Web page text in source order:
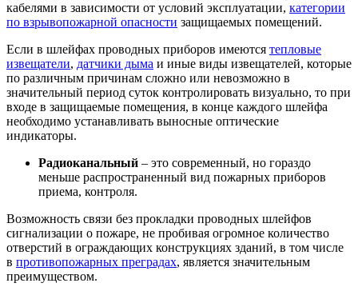
кабелями в зависимости от условий эксплуатации, категории
по взрывопожарной опасности защищаемых помещений.
Если в шлейфах проводных приборов имеются тепловые
извещатели, датчики дыма и иные виды извещателей, которые
по различным причинам сложно или невозможно в
значительный период суток контролировать визуально, то при
входе в защищаемые помещения, в конце каждого шлейфа
необходимо устанавливать выносные оптические
индикаторы.
Радиоканальный – это современный, но гораздо
меньше распространенный вид пожарных приборов
приема, контроля.
Возможность связи без прокладки проводных шлейфов
сигнализации о пожаре, не пробивая огромное количество
отверстий в ограждающих конструкциях зданий, в том числе
в противопожарных преградах, является значительным
преимуществом.